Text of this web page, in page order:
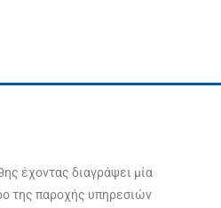
έχοντας διαγράψει μία
της παροχής υπηρεσιών